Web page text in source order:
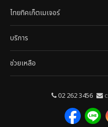
ไทยทิคเก็ตเมเจอร์
บริการ
ช่วยเหลือ
02 262 3456